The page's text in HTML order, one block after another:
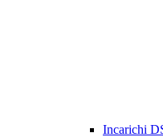
Incarichi